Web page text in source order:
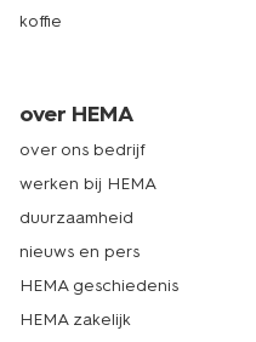
koffie
over HEMA
over ons bedrijf
werken bij HEMA
duurzaamheid
nieuws en pers
HEMA geschiedenis
HEMA zakelijk